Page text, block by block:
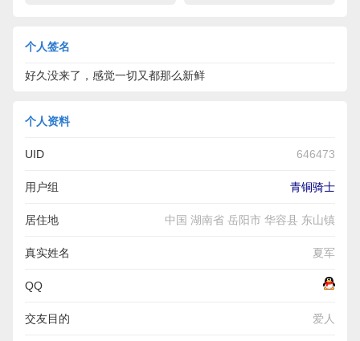
个人签名
好久没来了，感觉一切又都那么新鲜
个人资料
UID 646473
用户组 青铜骑士
居住地 中国 湖南省 岳阳市 华容县 东山镇
真实姓名 夏军
QQ
交友目的 爱人